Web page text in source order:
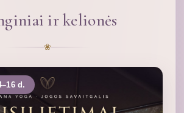
ir kelionės
❀
d.